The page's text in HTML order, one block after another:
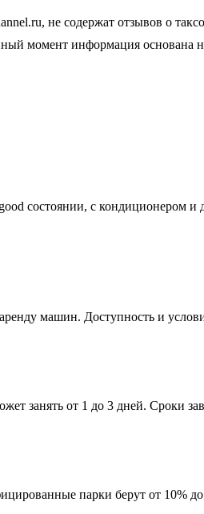
не содержат отзывов о
момент информация основана
состоянии, с
машин. Доступность и
занять от 1 до 3 дней. Сроки
парки берут от 10%